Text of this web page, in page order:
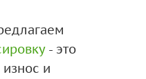
- это
и